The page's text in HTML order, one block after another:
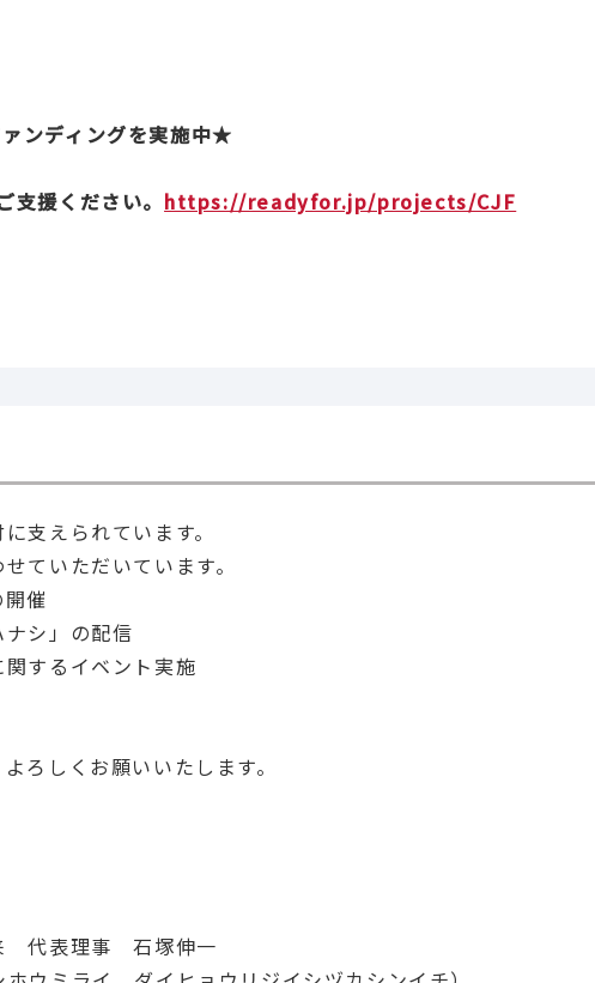
ンディングを実施中★
援ください。 https://readyfor.jp/projects/CJF
支えられています。
ていただいています。
催
シ」の配信
するイベント実施
ろしくお願いいたします。
代表理事 石塚伸一